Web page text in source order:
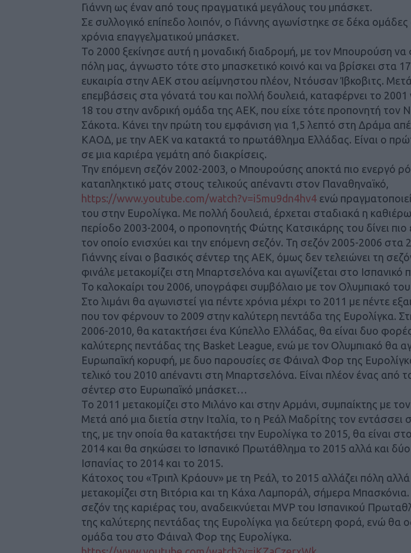
Γιάννη ως έναν από τους πραγματικά μεγάλους του μπάσκετ.
Σε συλλογικό επίπεδο λοιπόν, ο Γιάννης αγωνίστηκε σε δέκα
χρόνια επαγγελματικού μπάσκετ.
Το 2000 ξεκίνησε αυτή η μοναδική διαδρομή, με τον Μπουρούση να
πόλη μας, άγνωστο τότε στο μπασκετικό κοινό και να βρίσκει στα
ευκαιρία στην ΑΕΚ στου αείμνηστου πλέον, Ντόυσαν Ίβκοβιτς.
επεμβάσεις στα γόνατά του και πολλή δουλειά, καταφέρνει το 2001
18 του στην ανδρική ομάδα της ΑΕΚ, που είχε τότε προπονητή τον
Σάκοτα. Κάνει την πρώτη του εμφάνιση για 1,5 λεπτό στη Δράμα
ΚΑΟΔ, με την ΑΕΚ να κατακτά το πρωτάθλημα Ελλάδας. Είναι ο
σε μια καριέρα γεμάτη από διακρίσεις.
Την επόμενη σεζόν 2002-2003, ο Μπουρούσης αποκτά πιο ενεργό
καταπληκτικό ματς στους τελικούς απέναντι στον Παναθηναϊκό,
https://www.youtube.com/watch?v=i5mu9dn4hv4 ενώ
του στην Ευρολίγκα. Με πολλή δουλειά, έρχεται σταδιακά η
περίοδο 2003-2004, ο προπονητής Φώτης Κατσικάρης του δίνει πιο
τον οποίο ενισχύει και την επόμενη σεζόν. Τη σεζόν 2005-2006 στα
Γιάννης είναι ο βασικός σέντερ της ΑΕΚ, όμως δεν τελειώνει τη
φινάλε μετακομίζει στη Μπαρτσελόνα και αγωνίζεται στο
Το καλοκαίρι του 2006, υπογράφει συμβόλαιο με τον Ολυμπιακό του
Στο λιμάνι θα αγωνιστεί για πέντε χρόνια μέχρι το 2011 με πέντε
που τον φέρνουν το 2009 στην καλύτερη πεντάδα της Ευρολίγκα.
2006-2010, θα κατακτήσει ένα Κύπελλο Ελλάδας, θα είναι δυο
καλύτερης πεντάδας της Basket League, ενώ με τον Ολυμπιακό θα
Ευρωπαϊκή κορυφή, με δυο παρουσίες σε Φάιναλ Φορ της
τελικό του 2010 απέναντι στη Μπαρτσελόνα. Είναι πλέον ένας από
σέντερ στο Ευρωπαϊκό μπάσκετ…
Το 2011 μετακομίζει στο Μιλάνο και στην Αρμάνι, συμπαίκτης με
Μετά από μια διετία στην Ιταλία, το η Ρεάλ Μαδρίτης τον εντάσσει
της, με την οποία θα κατακτήσει την Ευρολίγκα το 2015, θα είναι
2014 και θα σηκώσει το Ισπανικό Πρωτάθλημα το 2015 αλλά και
Ισπανίας το 2014 και το 2015.
Κάτοχος του «Τριπλ Κράουν» με τη Ρεάλ, το 2015 αλλάζει πόλη αλλά
μετακομίζει στη Βιτόρια και τη Κάχα Λαμποράλ, σήμερα Μπασκόνια.
σεζόν της καριέρας του, αναδεικνύεται MVP του Ισπανικού
της καλύτερης πεντάδας της Ευρολίγκα για δεύτερη φορά, ενώ θα
ομάδα του στο Φάιναλ Φορ της Ευρολίγκα.